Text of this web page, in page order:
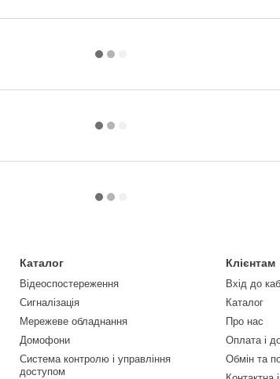
Каталог
Відеоспостереження
Сигналізація
Мережеве обладнання
Домофони
Система контролю і управління
доступом
Клієнтам
Вхід до
Каталог
Про нас
Оплата і
Обмін та